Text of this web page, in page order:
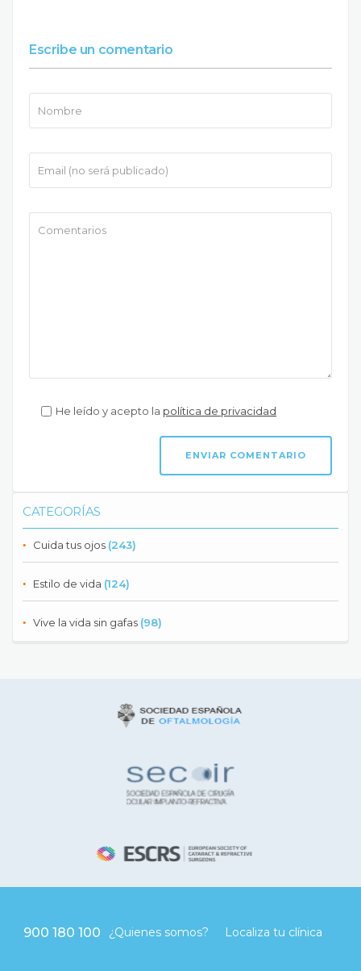
Escribe un comentario
He leído y acepto la política de privacidad
CATEGORÍAS
Cuida tus ojos (243)
Estilo de vida (124)
Vive la vida sin gafas (98)
900 180 100 ¿Quienes somos? Localiza tu clínica